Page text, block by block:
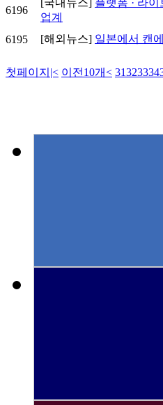
6196
[국내뉴스] 플랫폼 · 라
업계
6195
[해외뉴스] 일본에서 캔
첫페이지 |< 이전10개< 31323334